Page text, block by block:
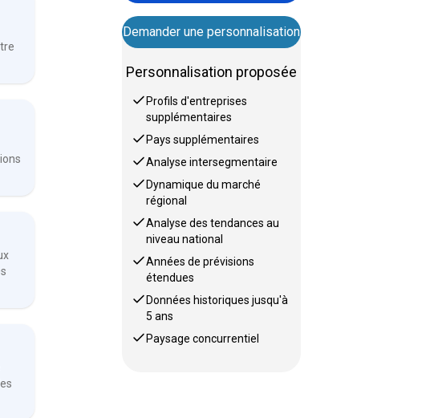
Demander une personnalisation
Personnalisation proposée
Profils d'entreprises
supplémentaires
Pays supplémentaires
Analyse intersegmentaire
Dynamique du marché
régional
Analyse des tendances au
niveau national
Années de prévisions
étendues
Données historiques jusqu'à
5 ans
Paysage concurrentiel